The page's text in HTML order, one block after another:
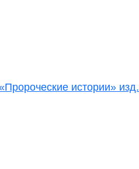
истории»